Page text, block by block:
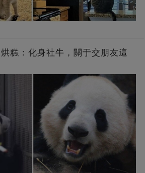
糕：化身社牛，關于交朋友這